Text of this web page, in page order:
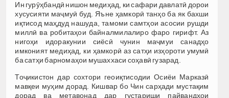
Ин гурӯҳбандӣ нишон медиҳад, ки сафари давлатӣ дорои
хусусияти маҷмуӣ буд. Яъне ҳамкорӣ танҳо ба як бахши
иқтисод маҳдуд нашуда, тамоми самтҳои асосии рушди
миллӣ ва робитаҳои байналмилалиро фаро гирифт. Аз
нигоҳи идоракунии сиёсӣ чунин маҷмуи санадҳо
имконият медиҳад, ки ҳамкорӣ аз сатҳи изҳороти умумӣ
ба сатҳи барномаҳои мушаххаси соҳавӣ гузарад.
Тоҷикистон дар сохтори геоиқтисодии Осиёи Марказӣ
мавқеи муҳим дорад. Кишвар бо Чин сарҳади мустақим
дорад ва метавонад дар густариши пайвандҳои